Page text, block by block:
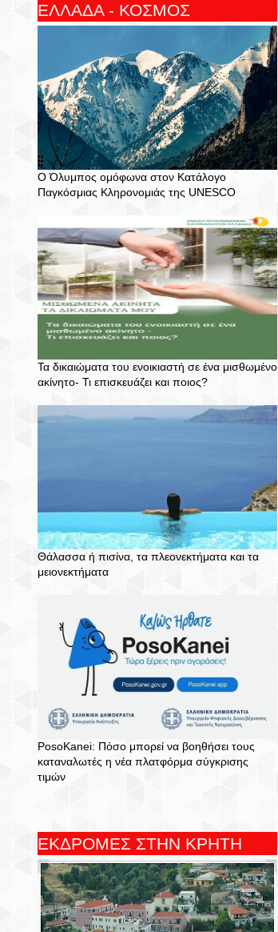
ΕΛΛΑΔΑ - ΚΟΣΜΟΣ
Ο Όλυμπος ομόφωνα στον Κατάλογο
Παγκόσμιας Κληρονομιάς της UNESCO
Τα δικαιώματα του ενοικιαστή σε ένα μισθωμένο
ακίνητο- Τι επισκευάζει και ποιος?
Θάλασσα ή πισίνα, τα πλεονεκτήματα και τα
μειονεκτήματα
PosoKanei: Πόσο μπορεί να βοηθήσει τους
καταναλωτές η νέα πλατφόρμα σύγκρισης
τιμών
ΕΚΔΡΟΜΕΣ ΣΤΗΝ ΚΡΗΤΗ